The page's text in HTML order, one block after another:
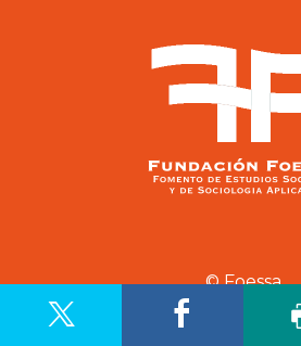
© Foessa
Aviso legal Política de privacidad